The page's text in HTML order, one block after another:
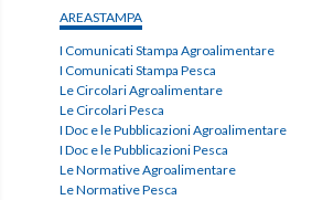
AREASTAMPA
I Comunicati Stampa Agroalimentare
I Comunicati Stampa Pesca
Le Circolari Agroalimentare
Le Circolari Pesca
I Doc e le Pubblicazioni Agroalimentare
I Doc e le Pubblicazioni Pesca
Le Normative Agroalimentare
Le Normative Pesca